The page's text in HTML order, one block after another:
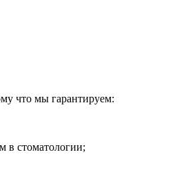
что мы гарантируем:
в стоматологии;